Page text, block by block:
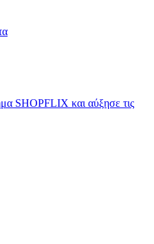
SHOPFLIX και αύξησε τις